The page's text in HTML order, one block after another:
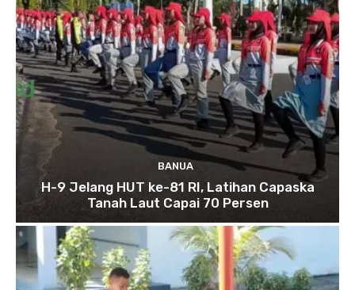
BANUA
H-9 Jelang HUT ke-81 RI, Latihan Capaska
Tanah Laut Capai 70 Persen